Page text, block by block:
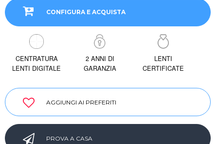
CONFIGURA E ACQUISTA
CENTRATURA
LENTI DIGITALE
2 ANNI DI
GARANZIA
LENTI
CERTIFICATE
AGGIUNGI AI PREFERITI
PROVA A CASA